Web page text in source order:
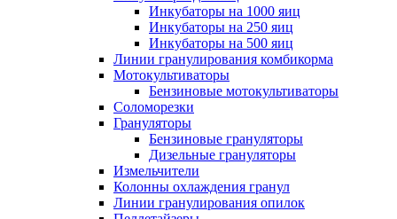
Инкубаторы на 1000 яиц
Инкубаторы на 250 яиц
Инкубаторы на 500 яиц
Линии гранулирования комбикорма
Мотокультиваторы
Бензиновые мотокультиваторы
Соломорезки
Грануляторы
Бензиновые грануляторы
Дизельные грануляторы
Измельчители
Колонны охлаждения гранул
Линии гранулирования опилок